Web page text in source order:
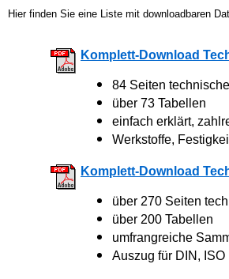
Hier finden Sie eine Liste mit downloadbaren
Komplett-Download
84 Seiten
über 73 Tabellen
einfach erklärt,
Werkstoffe,
Komplett-Download
über 270 Seiten
über 200 Tabellen
umfrangreiche
Auszug für DIN,